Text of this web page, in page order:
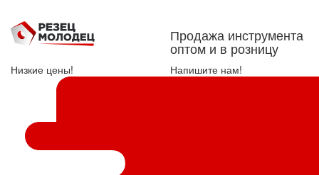
Продажа инструмента
оптом и в розницу
Низкие цены! Напишите нам!